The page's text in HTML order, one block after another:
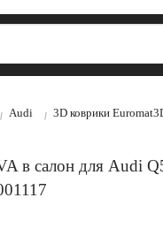
Audi 3D коврики